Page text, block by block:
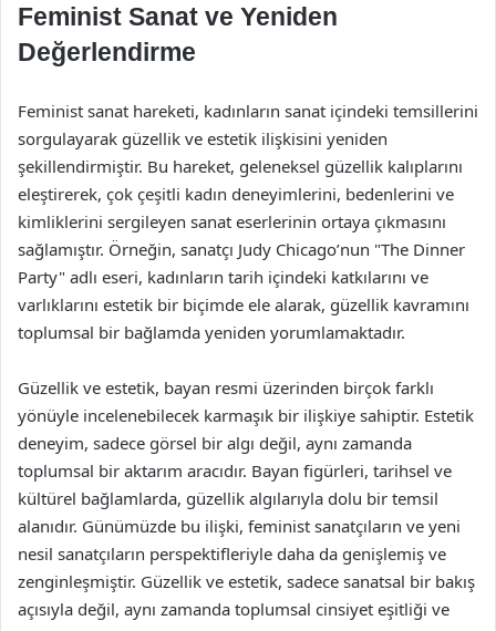
Feminist Sanat ve Yeniden
Değerlendirme
Feminist sanat hareketi, kadınların sanat içindeki temsillerini
sorgulayarak güzellik ve estetik ilişkisini yeniden
şekillendirmiştir. Bu hareket, geleneksel güzellik kalıplarını
eleştirerek, çok çeşitli kadın deneyimlerini, bedenlerini ve
kimliklerini sergileyen sanat eserlerinin ortaya çıkmasını
sağlamıştır. Örneğin, sanatçı Judy Chicago’nun "The Dinner
Party" adlı eseri, kadınların tarih içindeki katkılarını ve
varlıklarını estetik bir biçimde ele alarak, güzellik kavramını
toplumsal bir bağlamda yeniden yorumlamaktadır.
Güzellik ve estetik, bayan resmi üzerinden birçok farklı
yönüyle incelenebilecek karmaşık bir ilişkiye sahiptir. Estetik
deneyim, sadece görsel bir algı değil, aynı zamanda
toplumsal bir aktarım aracıdır. Bayan figürleri, tarihsel ve
kültürel bağlamlarda, güzellik algılarıyla dolu bir temsil
alanıdır. Günümüzde bu ilişki, feminist sanatçıların ve yeni
nesil sanatçıların perspektifleriyle daha da genişlemiş ve
zenginleşmiştir. Güzellik ve estetik, sadece sanatsal bir bakış
açısıyla değil, aynı zamanda toplumsal cinsiyet eşitliği ve